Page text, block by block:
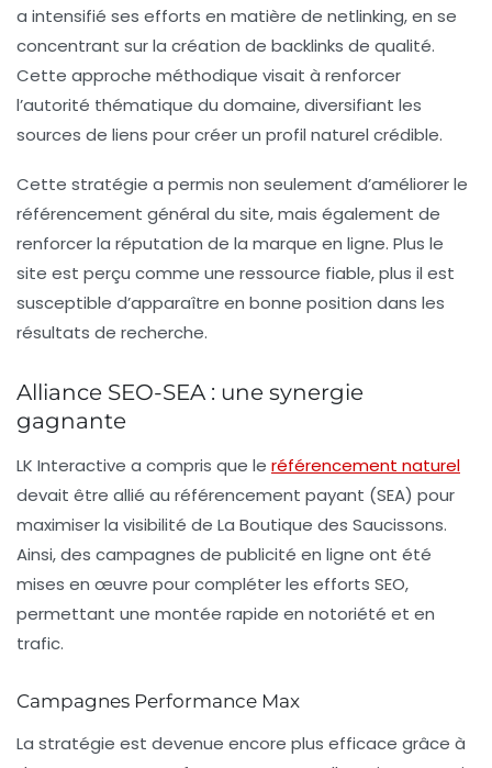
a intensifié ses efforts en matière de netlinking, en se
concentrant sur la création de backlinks de qualité.
Cette approche méthodique visait à renforcer
l’autorité thématique du domaine, diversifiant les
sources de liens pour créer un profil naturel crédible.
Cette stratégie a permis non seulement d’améliorer le
référencement général du site, mais également de
renforcer la réputation de la marque en ligne. Plus le
site est perçu comme une ressource fiable, plus il est
susceptible d’apparaître en bonne position dans les
résultats de recherche.
Alliance SEO-SEA : une synergie
gagnante
LK Interactive a compris que le référencement naturel
devait être allié au référencement payant (SEA) pour
maximiser la visibilité de La Boutique des Saucissons.
Ainsi, des campagnes de publicité en ligne ont été
mises en œuvre pour compléter les efforts SEO,
permettant une montée rapide en notoriété et en
trafic.
Campagnes Performance Max
La stratégie est devenue encore plus efficace grâce à